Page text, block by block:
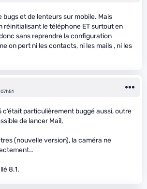
bugs et de lenteurs sur mobile. Mais
réinitialisant le téléphone ET surtout en
sans reprendre la configuration
on pert ni les contacts, ni les mails , ni les
c’était particulièrement buggé aussi, outre
de lancer Mail,
(nouvelle version), la caméra ne
8.1.